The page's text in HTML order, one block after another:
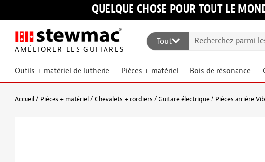
QUELQUE CHOSE POUR TOUT LE
AMÉLIORER LES GUITARES
Tout
Outils + matériel de lutherie Pièces + matériel Bois de résonance
Accueil Pièces + matériel Chevalets + cordiers Guitare électrique Pièces arrière